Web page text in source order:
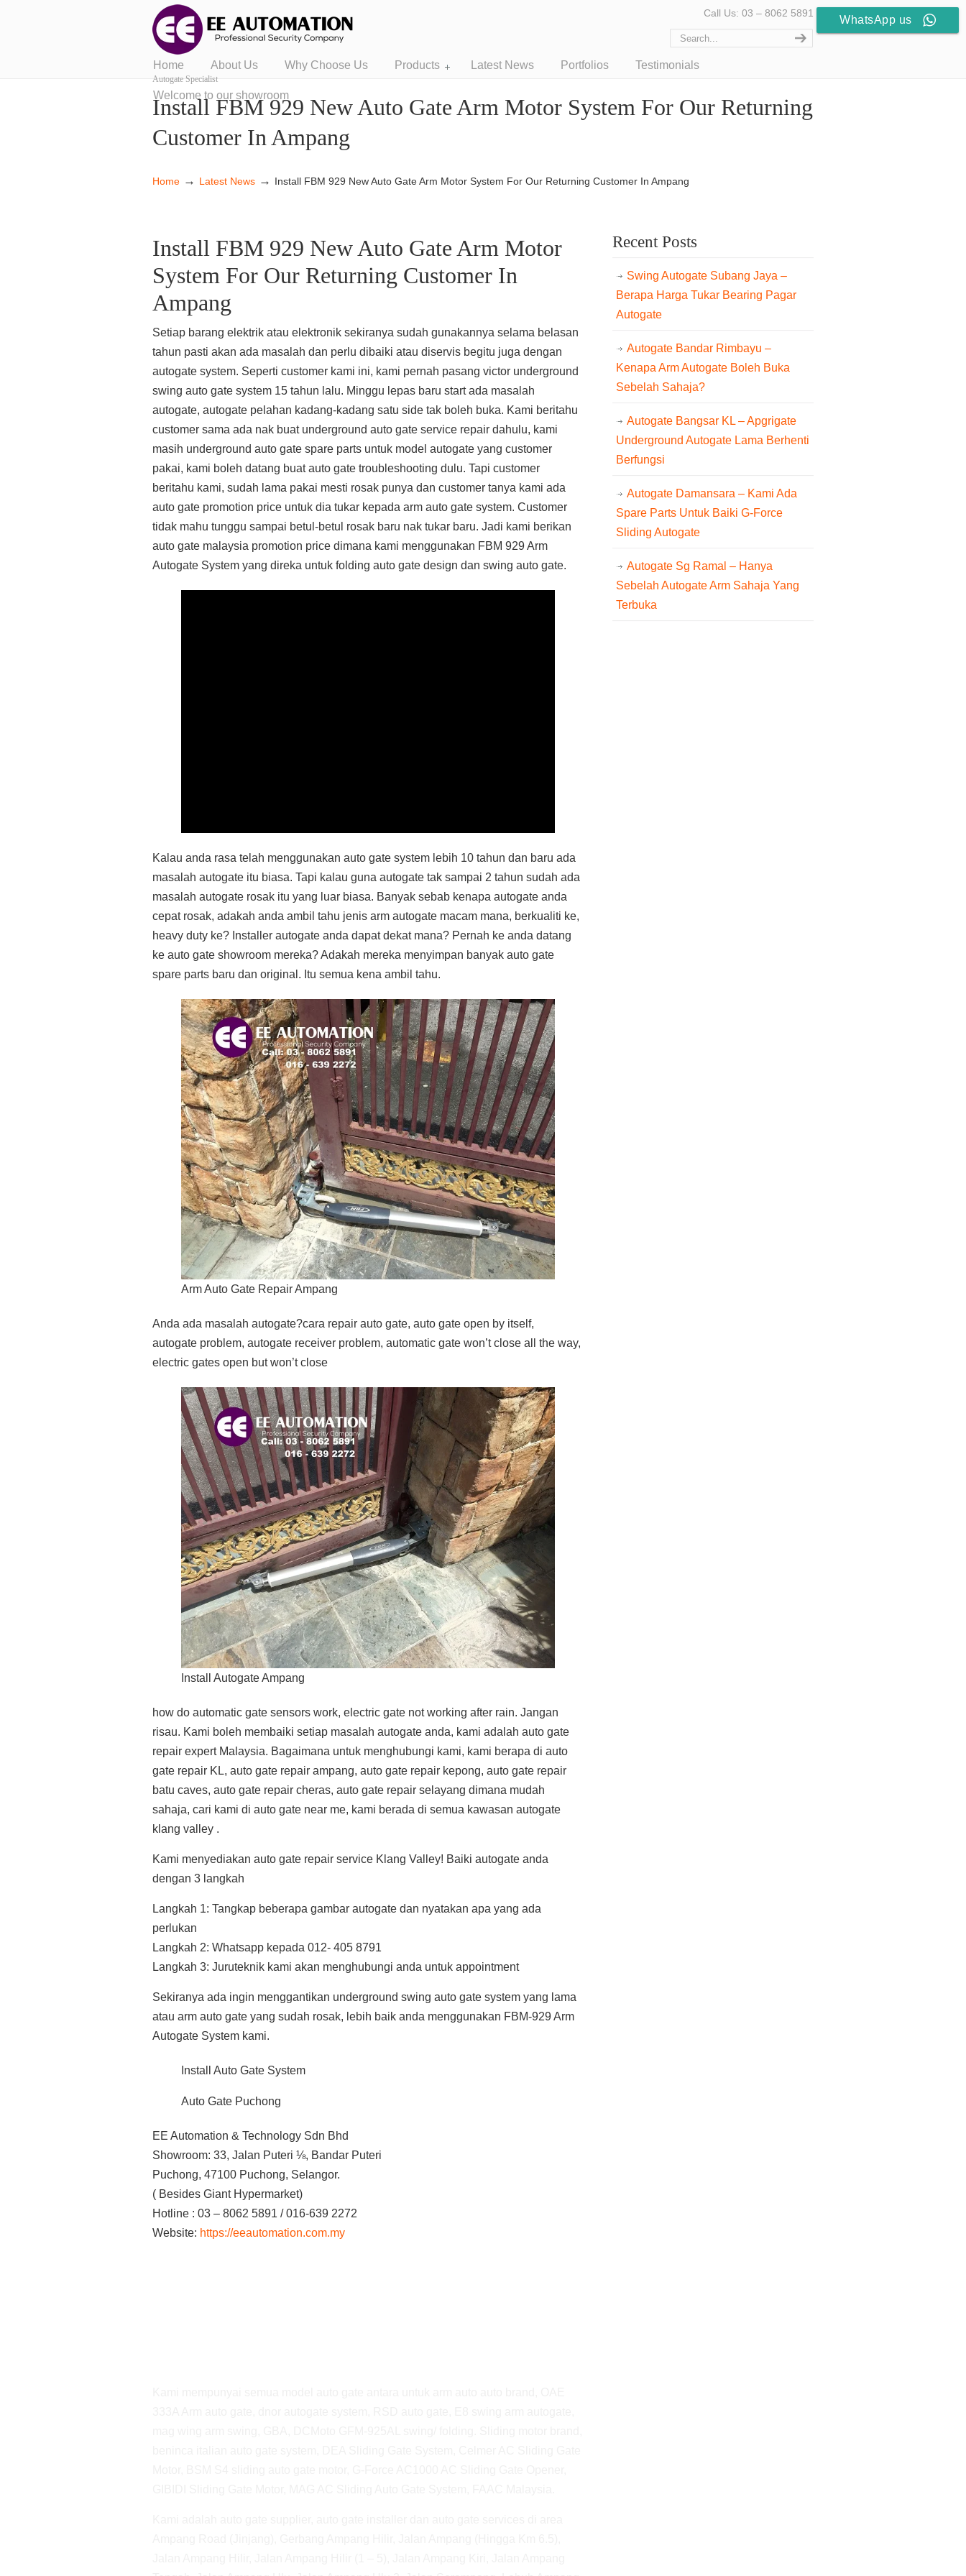
Autogate Specialist
Call Us: 03 – 8062 5891
Home About Us Why Choose Us Products Latest News Portfolios Testimonials
Welcome to our showroom
Install FBM 929 New Auto Gate Arm Motor System For Our Returning
Customer In Ampang
Home → Latest News → Install FBM 929 New Auto Gate Arm Motor System For Our Returning Customer In Ampang
Install FBM 929 New Auto Gate Arm Motor
System For Our Returning Customer In
Ampang
Setiap barang elektrik atau elektronik sekiranya sudah gunakannya selama belasan
tahun pasti akan ada masalah dan perlu dibaiki atau diservis begitu juga dengan
autogate system. Seperti customer kami ini, kami pernah pasang victor underground
swing auto gate system 15 tahun lalu. Minggu lepas baru start ada masalah
autogate, autogate pelahan kadang-kadang satu side tak boleh buka. Kami beritahu
customer sama ada nak buat underground auto gate service repair dahulu, kami
masih underground auto gate spare parts untuk model autogate yang customer
pakai, kami boleh datang buat auto gate troubleshooting dulu. Tapi customer
beritahu kami, sudah lama pakai mesti rosak punya dan customer tanya kami ada
auto gate promotion price untuk dia tukar kepada arm auto gate system. Customer
tidak mahu tunggu sampai betul-betul rosak baru nak tukar baru. Jadi kami berikan
auto gate malaysia promotion price dimana kami menggunakan FBM 929 Arm
Autogate System yang direka untuk folding auto gate design dan swing auto gate.
Kalau anda rasa telah menggunakan auto gate system lebih 10 tahun dan baru ada
masalah autogate itu biasa. Tapi kalau guna autogate tak sampai 2 tahun sudah ada
masalah autogate rosak itu yang luar biasa. Banyak sebab kenapa autogate anda
cepat rosak, adakah anda ambil tahu jenis arm autogate macam mana, berkualiti ke,
heavy duty ke? Installer autogate anda dapat dekat mana? Pernah ke anda datang
ke auto gate showroom mereka? Adakah mereka menyimpan banyak auto gate
spare parts baru dan original. Itu semua kena ambil tahu.
Arm Auto Gate Repair Ampang
Anda ada masalah autogate?cara repair auto gate, auto gate open by itself,
autogate problem, autogate receiver problem, automatic gate won’t close all the way,
electric gates open but won’t close
Install Autogate Ampang
how do automatic gate sensors work, electric gate not working after rain. Jangan
risau. Kami boleh membaiki setiap masalah autogate anda, kami adalah auto gate
repair expert Malaysia. Bagaimana untuk menghubungi kami, kami berapa di auto
gate repair KL, auto gate repair ampang, auto gate repair kepong, auto gate repair
batu caves, auto gate repair cheras, auto gate repair selayang dimana mudah
sahaja, cari kami di auto gate near me, kami berada di semua kawasan autogate
klang valley .
Kami menyediakan auto gate repair service Klang Valley! Baiki autogate anda
dengan 3 langkah
Langkah 1: Tangkap beberapa gambar autogate dan nyatakan apa yang ada
perlukan
Langkah 2: Whatsapp kepada 012- 405 8791
Langkah 3: Juruteknik kami akan menghubungi anda untuk appointment
Sekiranya ada ingin menggantikan underground swing auto gate system yang lama
atau arm auto gate yang sudah rosak, lebih baik anda menggunakan FBM-929 Arm
Autogate System kami.
Install Auto Gate System
Auto Gate Puchong
EE Automation & Technology Sdn Bhd
Showroom: 33, Jalan Puteri ⅛, Bandar Puteri
Puchong, 47100 Puchong, Selangor.
( Besides Giant Hypermarket)
Hotline : 03 – 8062 5891 / 016-639 2272
Website: https://eeautomation.com.my
Recent Posts
Swing Autogate Subang Jaya –
Berapa Harga Tukar Bearing Pagar
Autogate
Autogate Bandar Rimbayu –
Kenapa Arm Autogate Boleh Buka
Sebelah Sahaja?
Autogate Bangsar KL – Apgrigate
Underground Autogate Lama Berhenti
Berfungsi
Autogate Damansara – Kami Ada
Spare Parts Untuk Baiki G-Force
Sliding Autogate
Autogate Sg Ramal – Hanya
Sebelah Autogate Arm Sahaja Yang
Terbuka
WhatsApp us